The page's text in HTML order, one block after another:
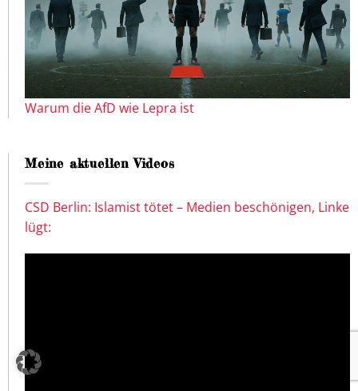
Warum die AfD wie Lepra ist
Meine aktuellen Videos
CSD Berlin: Islamist tötet – Medien beschönigen, Linke
lügt: